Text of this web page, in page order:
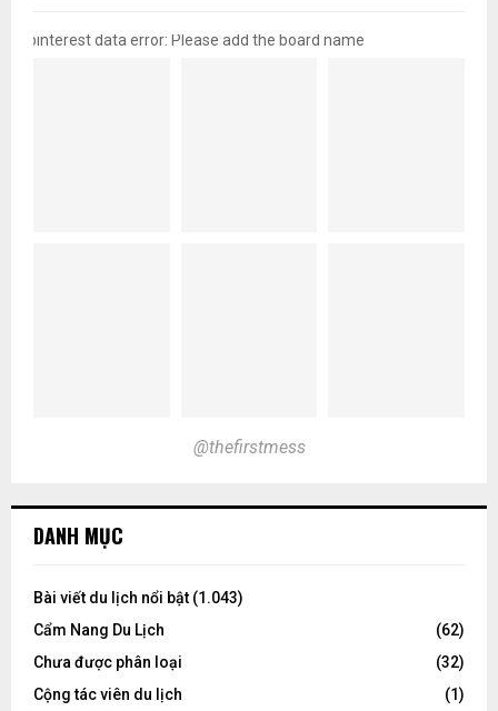
pinterest data error: Please add the board name
@thefirstmess
DANH MỤC
Bài viết du lịch nổi bật (1.043)
Cẩm Nang Du Lịch
(62)
Chưa được phân loại
(32)
Cộng tác viên du lịch
(1)